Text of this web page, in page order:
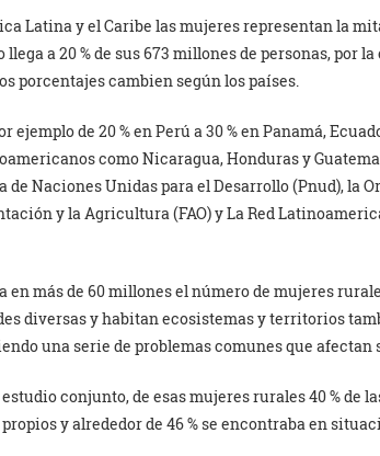
Latina y el Caribe las mujeres representan la
llega a 20 % de sus 673 millones de personas, por
porcentajes cambien según los países.
ejemplo de 20 % en Perú a 30 % en Panamá,
como Nicaragua, Honduras y
de Naciones Unidas para el Desarrollo (Pnud), la
y la Agricultura (FAO) y La Red
en más de 60 millones el número de mujeres
diversas y habitan ecosistemas y territorios
una serie de problemas comunes que afectan
conjunto, de esas mujeres rurales 40 % de
y alrededor de 46 % se encontraba en